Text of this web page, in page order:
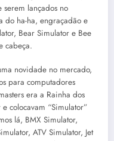
lançados no
do ha-ha, engraçadão e
Bear Simulator e Bee
cabeça.
novidade no mercado,
para computadores
era a Rainha dos
colocavam “Simulator”
lá, BMX Simulator,
ATV Simulator, Jet